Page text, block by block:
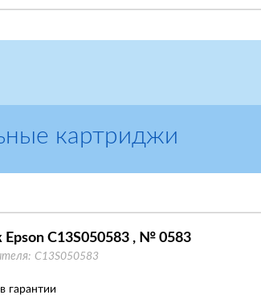
картриджи
C13S050583 , № 0583
C13S050583
гарантии